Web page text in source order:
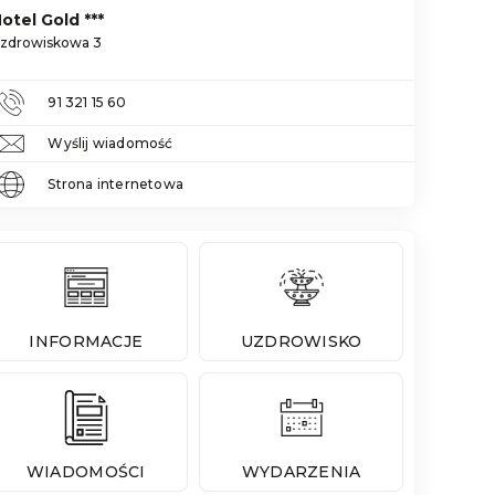
Gold ***
3
91 321 15 60
Wyślij wiadomość
Strona internetowa
INFORMACJE UZDROWISKO
WIADOMOŚCI WYDARZENIA